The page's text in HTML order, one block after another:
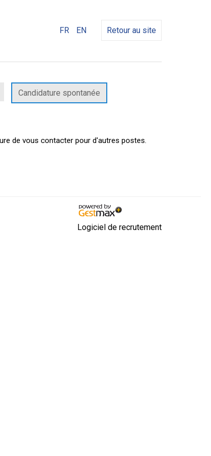
FR EN Retour au site
Candidature spontanée
de vous contacter pour d'autres postes.
Logiciel de recrutement